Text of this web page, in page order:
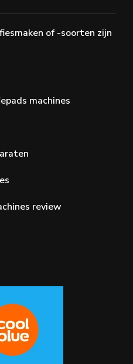
of -soorten zijn
machines
review